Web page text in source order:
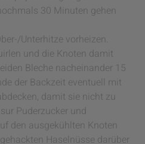
30 Minuten gehen
Unterhitze vorheizen.
und die Knoten damit
Bleche nacheinander 15
der Backzeit eventuell mit
damit sie nicht zu
Puderzucker und
den ausgekühlten Knoten
Haselnüsse darüber